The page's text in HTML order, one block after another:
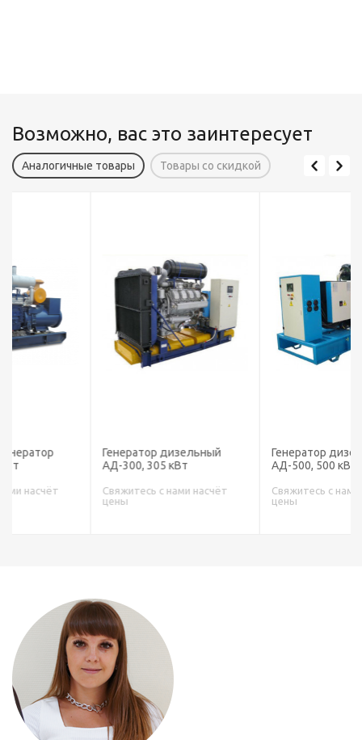
Возможно, вас это заинтересует
Аналогичные товары Товары со скидкой
Генератор дизельный
АД-300, 305 кВт
Свяжитесь с нами насчёт
Генератор дизельный
АД-500, 500 кВт
Свяжитесь с нами насчёт